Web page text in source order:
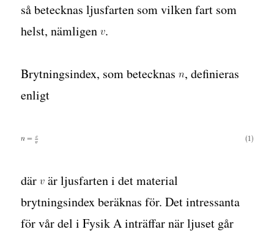
så betecknas ljusfarten som vilken fart som
helst, nämligen .
Brytningsindex, som betecknas , definieras
enligt
där är ljusfarten i det material
brytningsindex beräknas för. Det intressanta
för vår del i Fysik A inträffar när ljuset går